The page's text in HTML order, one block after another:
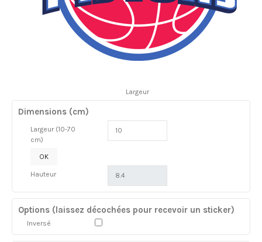
Largeur
Dimensions (cm)
Largeur (10-70
cm)
OK
Hauteur
Options (laissez décochées pour recevoir un sticker)
Inversé